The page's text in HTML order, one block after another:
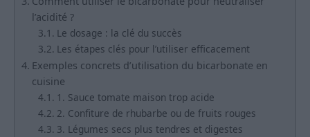
l’acidité ?
Le dosage : la clé du succès
Les étapes clés pour l’utiliser efficacement
Exemples concrets d’utilisation du bicarbonate en
cuisine
1. Sauce tomate maison trop acide
2. Confiture de rhubarbe ou de fruits rouges
3. Légumes secs plus tendres et digestes